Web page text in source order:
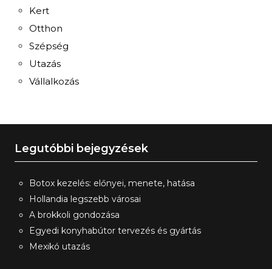
Kert
Otthon
Szépség
Utazás
Vállalkozás
Legutóbbi bejegyzések
Botox kezelés: előnyei, menete, hatása
Hollandia legszebb városai
A brokkoli gondozása
Egyedi konyhabútor tervezés és gyártás
Mexikó utazás